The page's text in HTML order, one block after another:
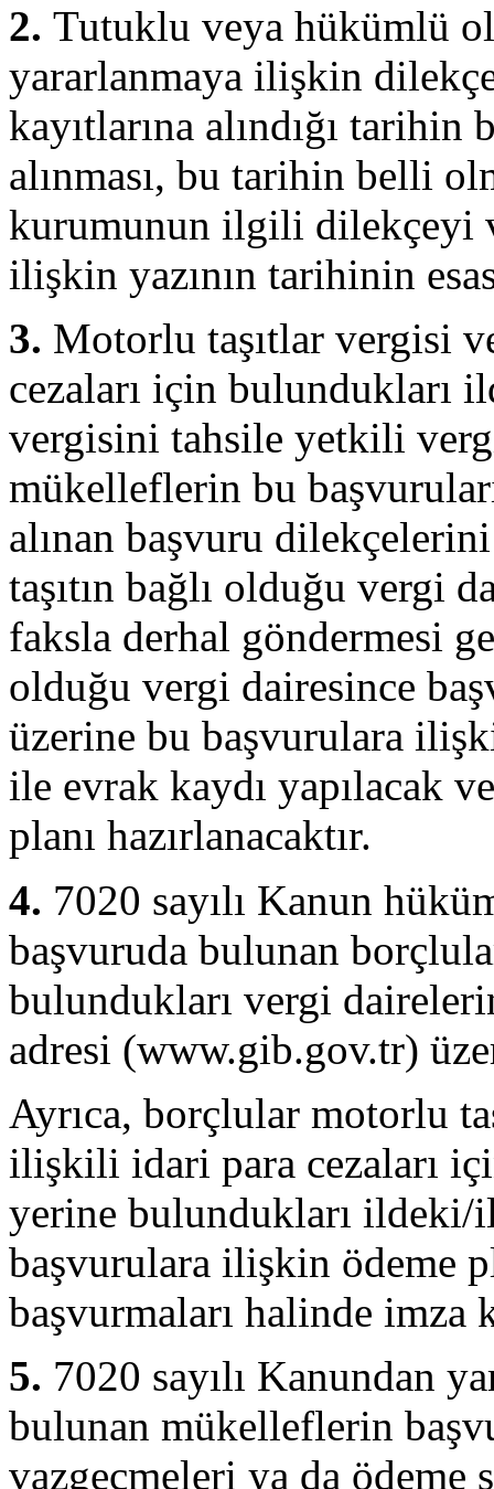
2. Tutuklu veya hükümlü
yararlanmaya ilişkin
kayıtlarına alındığı
alınması, bu tarihin belli
kurumunun ilgili dilekçeyi
ilişkin yazının tarihinin
3. Motorlu taşıtlar vergisi
cezaları için bulundukları
vergisini tahsile yetkili
mükelleflerin bu
alınan başvuru
taşıtın bağlı olduğu vergi
faksla derhal göndermesi
olduğu vergi dairesince
üzerine bu başvurulara
ile evrak kaydı yapılacak
planı hazırlanacaktır.
4. 7020 sayılı Kanun
başvuruda bulunan
bulundukları vergi
adresi (www.gib.gov.tr)
Ayrıca, borçlular motorlu
ilişkili idari para cezaları
yerine bulundukları ildeki/
başvurulara ilişkin ödeme
başvurmaları halinde imza
5. 7020 sayılı Kanundan
bulunan mükelleflerin
vazgeçmeleri ya da